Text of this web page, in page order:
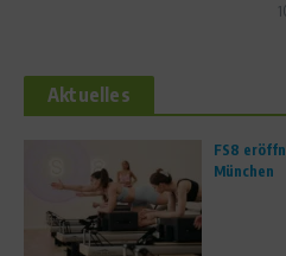
Aktuelles
FS8
München